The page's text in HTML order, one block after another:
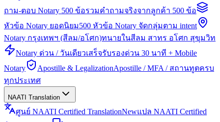
ถาม-ตอบ Notary 500 ข้อรวมคำถามจริงจากลูกค้า 500 ข้อ
หัวข้อ Notary ยอดนิยม500 หัวข้อ Notary จัดกลุ่มตาม intent
Notary กรุงเทพฯ (สีลม/อโศก)ทนายในสีลม สาทร อโศก สุขุมวิท
Notary ด่วน / วันเดียวเสร็จรับรองด่วน 30 นาที + Mobile
Notary
Apostille & LegalizationApostille / MFA / สถานทูตครบ
ทุกประเทศ
NAATI Translation
ศูนย์ NAATI Certified TranslationNewแปล NAATI Certified